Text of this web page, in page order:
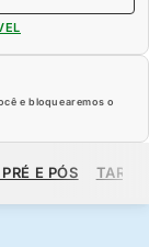
e bloquearemos o
E PÓS